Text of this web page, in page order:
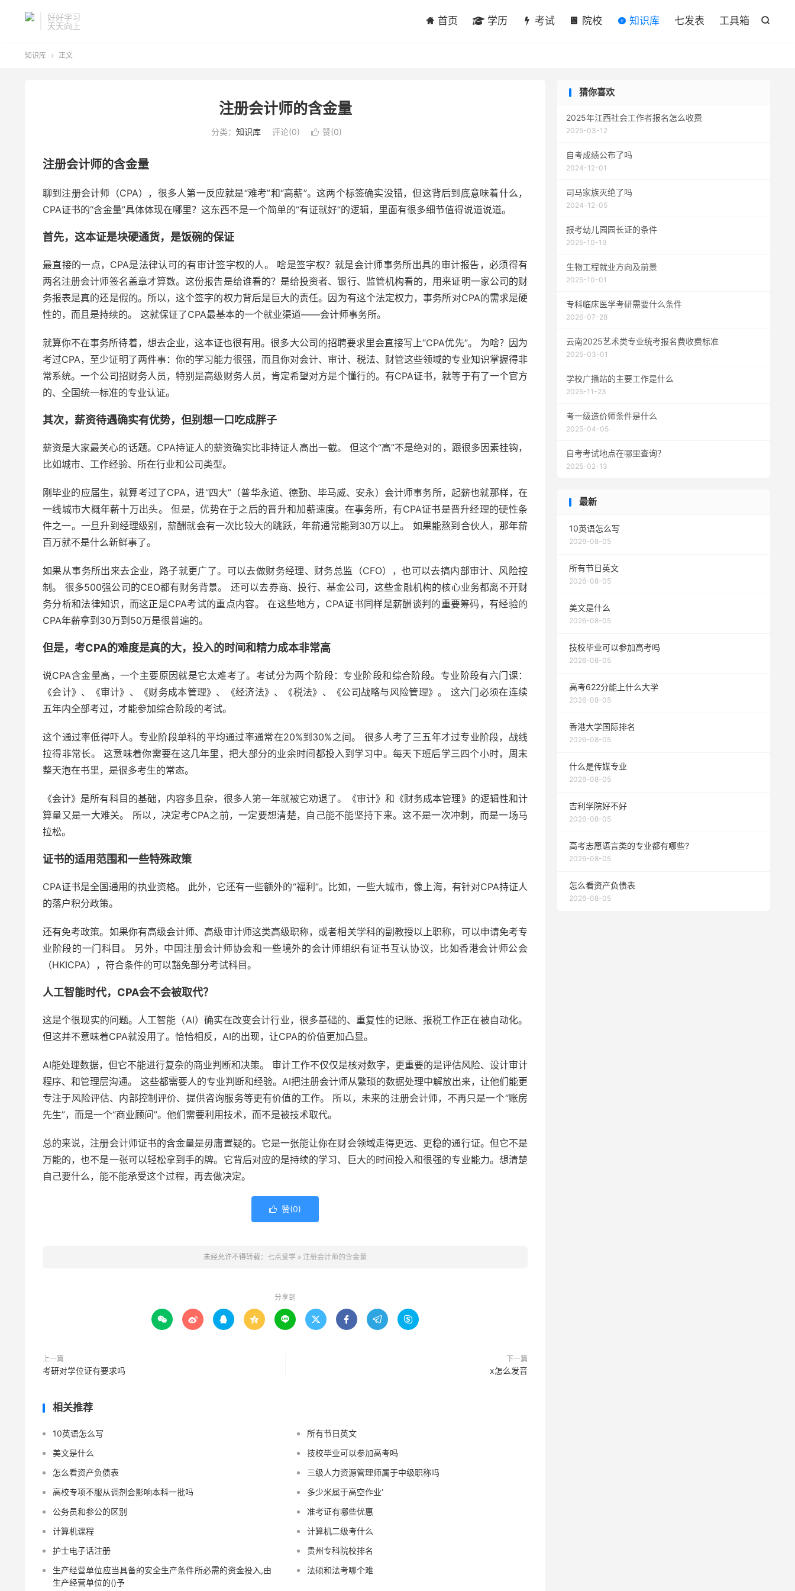
好好学习
天天向上

首页 学历 考试 院校 知识库 七发表 工具箱
知识库  正文
注册会计师的含金量
分类： 知识库 评论(0)  赞(0)
注册会计师的含金量
聊到注册会计师（CPA），很多人第一反应就是“难考”和“高薪”。这两个标签确实没错，但这背后到底意味着什么，
CPA证书的“含金量”具体体现在哪里？这东西不是一个简单的“有证就好”的逻辑，里面有很多细节值得说道说道。
首先，这本证是块硬通货，是饭碗的保证
最直接的一点，CPA是法律认可的有审计签字权的人。 啥是签字权？就是会计师事务所出具的审计报告，必须得有
两名注册会计师签名盖章才算数。这份报告是给谁看的？是给投资者、银行、监管机构看的，用来证明一家公司的财
务报表是真的还是假的。所以，这个签字的权力背后是巨大的责任。因为有这个法定权力，事务所对CPA的需求是硬
性的，而且是持续的。 这就保证了CPA最基本的一个就业渠道——会计师事务所。
就算你不在事务所待着，想去企业，这本证也很有用。很多大公司的招聘要求里会直接写上“CPA优先”。 为啥？因为
考过CPA，至少证明了两件事：你的学习能力很强，而且你对会计、审计、税法、财管这些领域的专业知识掌握得非
常系统。一个公司招财务人员，特别是高级财务人员，肯定希望对方是个懂行的。有CPA证书，就等于有了一个官方
的、全国统一标准的专业认证。
其次，薪资待遇确实有优势，但别想一口吃成胖子
薪资是大家最关心的话题。CPA持证人的薪资确实比非持证人高出一截。 但这个“高”不是绝对的，跟很多因素挂钩，
比如城市、工作经验、所在行业和公司类型。
刚毕业的应届生，就算考过了CPA，进“四大”（普华永道、德勤、毕马威、安永）会计师事务所，起薪也就那样，在
一线城市大概年薪十万出头。 但是，优势在于之后的晋升和加薪速度。在事务所，有CPA证书是晋升经理的硬性条
件之一。一旦升到经理级别，薪酬就会有一次比较大的跳跃，年薪通常能到30万以上。 如果能熬到合伙人，那年薪
百万就不是什么新鲜事了。
如果从事务所出来去企业，路子就更广了。可以去做财务经理、财务总监（CFO），也可以去搞内部审计、风险控
制。 很多500强公司的CEO都有财务背景。 还可以去券商、投行、基金公司，这些金融机构的核心业务都离不开财
务分析和法律知识，而这正是CPA考试的重点内容。 在这些地方，CPA证书同样是薪酬谈判的重要筹码，有经验的
CPA年薪拿到30万到50万是很普遍的。
但是，考CPA的难度是真的大，投入的时间和精力成本非常高
说CPA含金量高，一个主要原因就是它太难考了。考试分为两个阶段：专业阶段和综合阶段。专业阶段有六门课：
《会计》、《审计》、《财务成本管理》、《经济法》、《税法》、《公司战略与风险管理》。 这六门必须在连续
五年内全部考过，才能参加综合阶段的考试。
这个通过率低得吓人。专业阶段单科的平均通过率通常在20%到30%之间。 很多人考了三五年才过专业阶段，战线
拉得非常长。 这意味着你需要在这几年里，把大部分的业余时间都投入到学习中。每天下班后学三四个小时，周末
整天泡在书里，是很多考生的常态。
《会计》是所有科目的基础，内容多且杂，很多人第一年就被它劝退了。《审计》和《财务成本管理》的逻辑性和计
算量又是一大难关。 所以，决定考CPA之前，一定要想清楚，自己能不能坚持下来。这不是一次冲刺，而是一场马
拉松。
证书的适用范围和一些特殊政策
CPA证书是全国通用的执业资格。 此外，它还有一些额外的“福利”。比如，一些大城市，像上海，有针对CPA持证人
的落户积分政策。
还有免考政策。如果你有高级会计师、高级审计师这类高级职称，或者相关学科的副教授以上职称，可以申请免考专
业阶段的一门科目。 另外，中国注册会计师协会和一些境外的会计师组织有证书互认协议，比如香港会计师公会
（HKICPA），符合条件的可以豁免部分考试科目。
人工智能时代，CPA会不会被取代？
这是个很现实的问题。人工智能（AI）确实在改变会计行业，很多基础的、重复性的记账、报税工作正在被自动化。
但这并不意味着CPA就没用了。恰恰相反，AI的出现，让CPA的价值更加凸显。
AI能处理数据，但它不能进行复杂的商业判断和决策。 审计工作不仅仅是核对数字，更重要的是评估风险、设计审计
程序、和管理层沟通。 这些都需要人的专业判断和经验。AI把注册会计师从繁琐的数据处理中解放出来，让他们能更
专注于风险评估、内部控制评价、提供咨询服务等更有价值的工作。 所以，未来的注册会计师，不再只是一个“账房
先生”，而是一个“商业顾问”。他们需要利用技术，而不是被技术取代。
总的来说，注册会计师证书的含金量是毋庸置疑的。它是一张能让你在财会领域走得更远、更稳的通行证。但它不是
万能的，也不是一张可以轻松拿到手的牌。它背后对应的是持续的学习、巨大的时间投入和很强的专业能力。想清楚
自己要什么，能不能承受这个过程，再去做决定。
 赞(0)
未经允许不得转载： 七点爱学 » 注册会计师的含金量
分享到
        
上一篇
考研对学位证有要求吗
下一篇
x怎么发音
相关推荐
10英语怎么写
所有节日英文
美文是什么
技校毕业可以参加高考吗
怎么看资产负债表
三级人力资源管理师属于中级职称吗
高校专项不服从调剂会影响本科一批吗
多少米属于高空作业‘
公务员和参公的区别
准考证有哪些优惠
计算机课程
计算机二级考什么
护士电子话注册
贵州专科院校排名
生产经营单位应当具备的安全生产条件所必需的资金投入,由
生产经营单位的()予
法硕和法考哪个难
猜你喜欢
2025年江西社会工作者报名怎么收费
2025-03-12
自考成绩公布了吗
2024-12-01
司马家族灭绝了吗
2024-12-05
报考幼儿园园长证的条件
2025-10-19
生物工程就业方向及前景
2025-10-01
专科临床医学考研需要什么条件
2026-07-28
云南2025艺术类专业统考报名费收费标准
2025-03-01
学校广播站的主要工作是什么
2025-11-23
考一级造价师条件是什么
2025-04-05
自考考试地点在哪里查询？
2025-02-13
最新
10英语怎么写
2026-08-05
所有节日英文
2026-08-05
美文是什么
2026-08-05
技校毕业可以参加高考吗
2026-08-05
高考622分能上什么大学
2026-08-05
香港大学国际排名
2026-08-05
什么是传媒专业
2026-08-05
吉利学院好不好
2026-08-05
高考志愿语言类的专业都有哪些?
2026-08-05
怎么看资产负债表
2026-08-05